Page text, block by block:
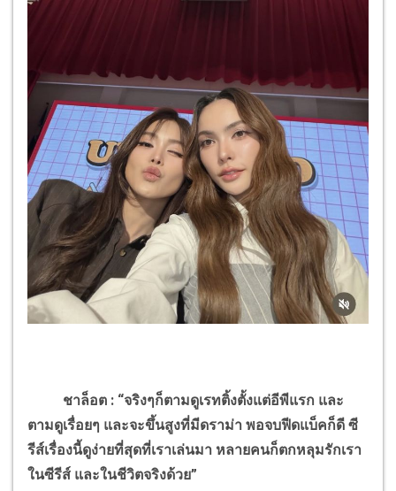
ชาล็อต : “จริงๆก็ตามดูเรทติ้งตั้งแต่อีพีแรก และ
ตามดูเรื่อยๆ และจะขึ้นสูงที่มีดราม่า พอจบฟีดแบ็คก็ดี ซี
รีส์เรื่องนี้ดูง่ายที่สุดที่เราเล่นมา หลายคนก็ตกหลุมรักเรา
ในซีรีส์ และในชีวิตจริงด้วย”